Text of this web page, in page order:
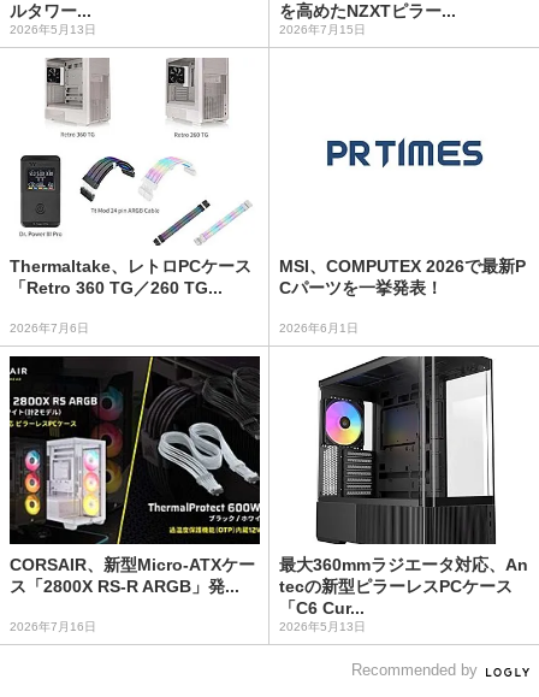
ルタワー...
2026年5月13日
を高めたNZXTピラー...
2026年7月15日
Thermaltake、レトロPCケース
「Retro 360 TG／260 TG...
2026年7月6日
MSI、COMPUTEX 2026で最新P
Cパーツを一挙発表！
2026年6月1日
CORSAIR、新型Micro-ATXケー
ス「2800X RS-R ARGB」発...
2026年7月16日
最大360mmラジエータ対応、An
tecの新型ピラーレスPCケース
「C6 Cur...
2026年5月13日
Recommended by